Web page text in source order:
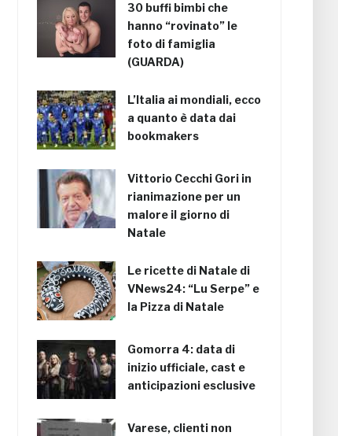
30 buffi bimbi che
hanno “rovinato” le
foto di famiglia
(GUARDA)
L’Italia ai mondiali, ecco
a quanto è data dai
bookmakers
Vittorio Cecchi Gori in
rianimazione per un
malore il giorno di
Natale
Le ricette di Natale di
VNews24: “Lu Serpe” e
la Pizza di Natale
Gomorra 4: data di
inizio ufficiale, cast e
anticipazioni esclusive
Varese, clienti non